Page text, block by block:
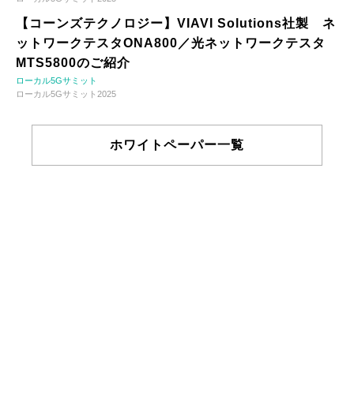
【コーンズテクノロジー】VIAVI Solutions社製 ネ
ットワークテスタONA800／光ネットワークテスタ
MTS5800のご紹介
ローカル5Gサミット
ローカル5Gサミット2025
ホワイトペーパー一覧